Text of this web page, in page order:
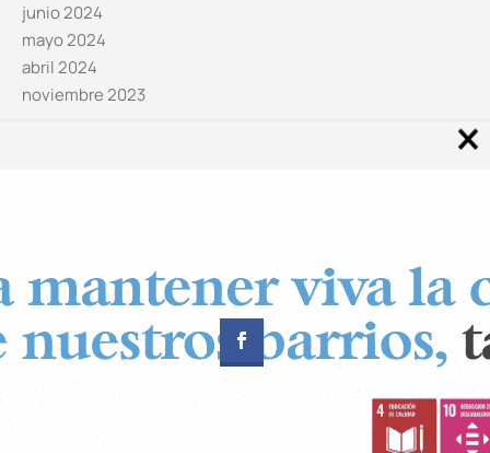
junio 2024
mayo 2024
abril 2024
noviembre 2023